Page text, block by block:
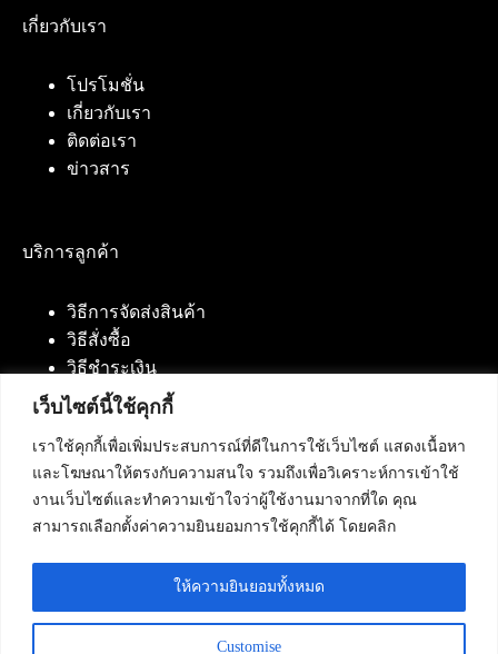
เว็บไซต์นี้ใช้คุกกี้
เราใช้คุกกี้เพื่อเพิ่มประสบการณ์ที่ดีในการใช้เว็บไซต์ แสดงเนื้อหา
และโฆษณาให้ตรงกับความสนใจ รวมถึงเพื่อวิเคราะห์การเข้าใช้
งานเว็บไซต์และทำความเข้าใจว่าผู้ใช้งานมาจากที่ใด คุณ
สามารถเลือกตั้งค่าความยินยอมการใช้คุกกี้ได้ โดยคลิก
Customise
ให้ความยินยอมทั้งหมด
เกี่ยวกับเรา
โปรโมชั่น
เกี่ยวกับเรา
ติดต่อเรา
ข่าวสาร
บริการลูกค้า
วิธีการจัดส่งสินค้า
วิธีสั่งซื้อ
วิธีชำระเงิน
ติดต่อเรา
บริษัท เน็ทฟิวชั่น คอมมิวนิเคชั่น จำกัด 420/94 ถนน
นัมเบอร์วัน-ราม 2 แขวงดอกไม้, เขตประเวศ
กรุงเทพมหานคร 10250
โทรศัพท์ :084-553-4055,086-309-5259,